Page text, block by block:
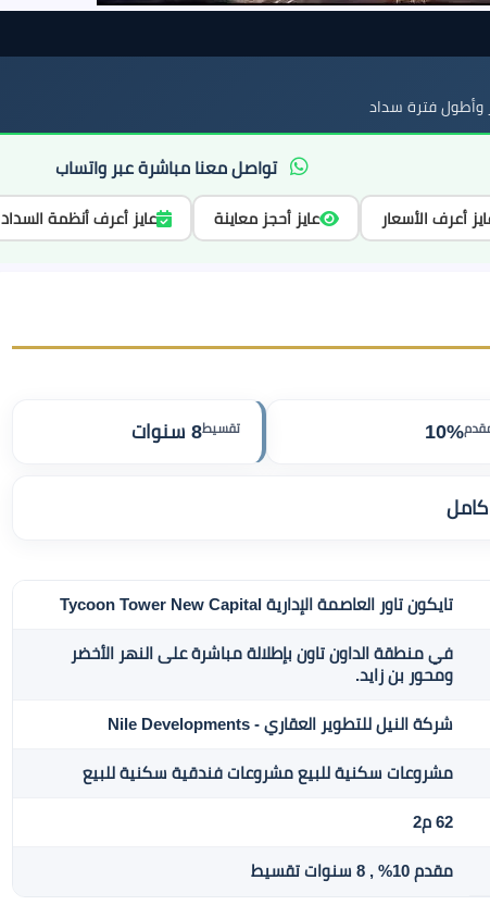
فترة سداد
تواصل معنا مباشرة عبر واتساب
أعرف الأسعار عايز أحجز معاينة عايز أعرف أنظمة السداد
10% تقسيط8 سنوات
تايكون تاور العاصمة الإدارية Tycoon Tower New Capital
في منطقة الداون تاون بإطلالة مباشرة على النهر الأخضر
ومحور بن زايد.
شركة النيل للتطوير العقاري - Nile Developments
مشروعات سكنية للبيع مشروعات فندقية سكنية للبيع
62 م2
مقدم 10% , 8 سنوات تقسيط